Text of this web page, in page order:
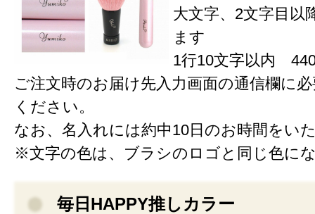
大文字、2文字目以
ます
1行10文字以内
ご注文時のお届け先入力画面の通信欄に
ください。
なお、名入れには約中10日のお時間をい
※文字の色は、ブラシのロゴと同じ色に
毎日HAPPY推しカラー